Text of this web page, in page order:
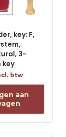
key: F,
3-
key
btw
aan